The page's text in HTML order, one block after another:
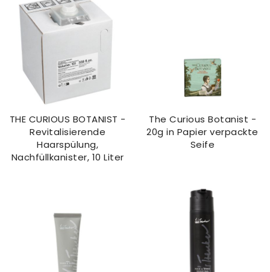
THE CURIOUS BOTANIST -
Revitalisierende
Haarspülung,
Nachfüllkanister, 10 Liter
The Curious Botanist -
20g in Papier verpackte
Seife